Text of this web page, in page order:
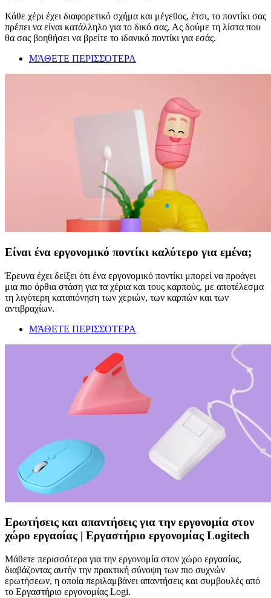
Κάθε χέρι έχει διαφορετικό σχήμα και μέγεθος, έτσι, το ποντίκι σας
πρέπει να είναι κατάλληλο για το δικό σας. Ας δούμε τη λίστα που
θα σας βοηθήσει να βρείτε το ιδανικό ποντίκι για εσάς.
ΜΆΘΕΤΕ ΠΕΡΙΣΣΌΤΕΡΑ
Είναι ένα εργονομικό ποντίκι καλύτερο για εμένα;
Έρευνα έχει δείξει ότι ένα εργονομικό ποντίκι μπορεί να προάγει
μια πιο όρθια στάση για τα χέρια και τους καρπούς, με αποτέλεσμα
τη λιγότερη καταπόνηση των χεριών, των καρπών και των
αντιβραχίων.
ΜΆΘΕΤΕ ΠΕΡΙΣΣΌΤΕΡΑ
Ερωτήσεις και απαντήσεις για την εργονομία στον
χώρο εργασίας | Εργαστήριο εργονομίας Logitech
Μάθετε περισσότερα για την εργονομία στον χώρο εργασίας,
διαβάζοντας αυτήν την πρακτική σύνοψη των πιο συχνών
ερωτήσεων, η οποία περιλαμβάνει απαντήσεις και συμβουλές από
το Εργαστήριο εργονομίας Logi.